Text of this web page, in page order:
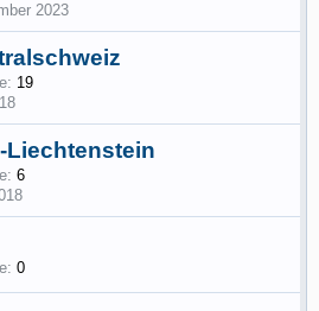
2023
19
Liechtenstein
6
0